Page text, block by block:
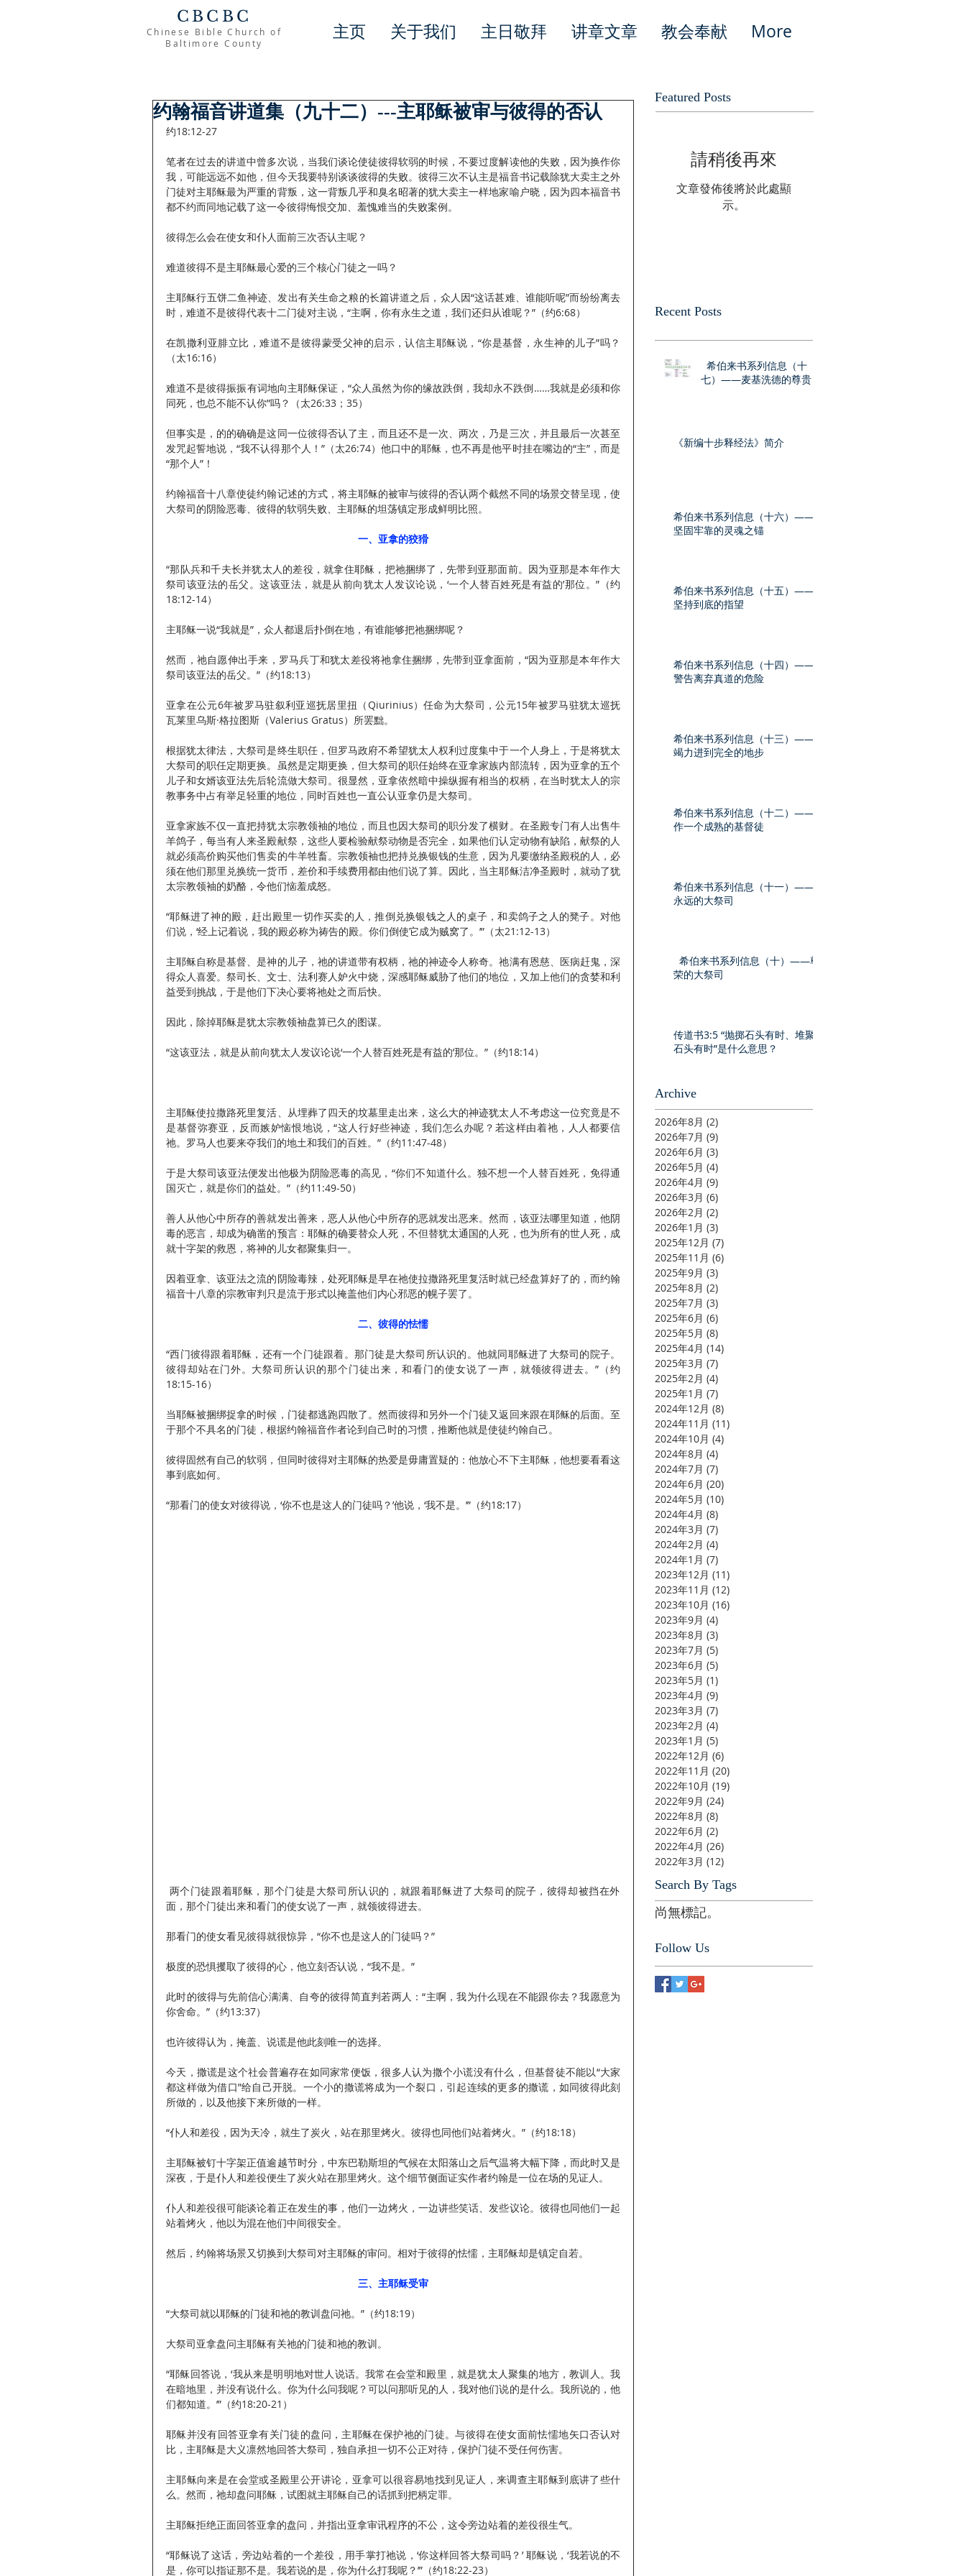
CBCBC
Chinese Bible Church of
Baltimore County
主页 关于我们 主日敬拜 讲章文章 教会奉献 More
约翰福音讲道集（九十二）---主耶稣被审与彼得的否认
约18:12-27
笔者在过去的讲道中曾多次说，当我们谈论使徒彼得软弱的时候，不要过度解读他的失败，因为换作你
我，可能远远不如他，但今天我要特别谈谈彼得的失败。彼得三次不认主是福音书记载除犹大卖主之外
门徒对主耶稣最为严重的背叛，这一背叛几乎和臭名昭著的犹大卖主一样地家喻户晓，因为四本福音书
都不约而同地记载了这一令彼得悔恨交加、羞愧难当的失败案例。
彼得怎么会在使女和仆人面前三次否认主呢？
难道彼得不是主耶稣最心爱的三个核心门徒之一吗？
主耶稣行五饼二鱼神迹、发出有关生命之粮的长篇讲道之后，众人因“这话甚难、谁能听呢”而纷纷离去
时，难道不是彼得代表十二门徒对主说，“主啊，你有永生之道，我们还归从谁呢？”（约6:68）
在凯撒利亚腓立比，难道不是彼得蒙受父神的启示，认信主耶稣说，“你是基督，永生神的儿子”吗？
（太16:16）
难道不是彼得振振有词地向主耶稣保证，“众人虽然为你的缘故跌倒，我却永不跌倒……我就是必须和你
同死，也总不能不认你”吗？（太26:33；35）
但事实是，的的确确是这同一位彼得否认了主，而且还不是一次、两次，乃是三次，并且最后一次甚至
发咒起誓地说，“我不认得那个人！”（太26:74）他口中的耶稣，也不再是他平时挂在嘴边的“主”，而是
“那个人”！
约翰福音十八章使徒约翰记述的方式，将主耶稣的被审与彼得的否认两个截然不同的场景交替呈现，使
大祭司的阴险恶毒、彼得的软弱失败、主耶稣的坦荡镇定形成鲜明比照。
一、亚拿的狡猾
“那队兵和千夫长并犹太人的差役，就拿住耶稣，把祂捆绑了，先带到亚那面前。因为亚那是本年作大
祭司该亚法的岳父。这该亚法，就是从前向犹太人发议论说，‘一个人替百姓死是有益的’那位。”（约
18:12-14）
主耶稣一说“我就是”，众人都退后扑倒在地，有谁能够把祂捆绑呢？
然而，祂自愿伸出手来，罗马兵丁和犹太差役将祂拿住捆绑，先带到亚拿面前，“因为亚那是本年作大
祭司该亚法的岳父。”（约18:13）
亚拿在公元6年被罗马驻叙利亚巡抚居里扭（Qiurinius）任命为大祭司，公元15年被罗马驻犹太巡抚
瓦莱里乌斯·格拉图斯（Valerius Gratus）所罢黜。
根据犹太律法，大祭司是终生职任，但罗马政府不希望犹太人权利过度集中于一个人身上，于是将犹太
大祭司的职任定期更换。虽然是定期更换，但大祭司的职任始终在亚拿家族内部流转，因为亚拿的五个
儿子和女婿该亚法先后轮流做大祭司。很显然，亚拿依然暗中操纵握有相当的权柄，在当时犹太人的宗
教事务中占有举足轻重的地位，同时百姓也一直公认亚拿仍是大祭司。
亚拿家族不仅一直把持犹太宗教领袖的地位，而且也因大祭司的职分发了横财。在圣殿专门有人出售牛
羊鸽子，每当有人来圣殿献祭，这些人要检验献祭动物是否完全，如果他们认定动物有缺陷，献祭的人
就必须高价购买他们售卖的牛羊牲畜。宗教领袖也把持兑换银钱的生意，因为凡要缴纳圣殿税的人，必
须在他们那里兑换统一货币，差价和手续费用都由他们说了算。因此，当主耶稣洁净圣殿时，就动了犹
太宗教领袖的奶酪，令他们恼羞成怒。
“耶稣进了神的殿，赶出殿里一切作买卖的人，推倒兑换银钱之人的桌子，和卖鸽子之人的凳子。对他
们说，‘经上记着说，我的殿必称为祷告的殿。你们倒使它成为贼窝了。’”（太21:12-13）
主耶稣自称是基督、是神的儿子，祂的讲道带有权柄，祂的神迹令人称奇。祂满有恩慈、医病赶鬼，深
得众人喜爱。祭司长、文士、法利赛人妒火中烧，深感耶稣威胁了他们的地位，又加上他们的贪婪和利
益受到挑战，于是他们下决心要将祂处之而后快。
因此，除掉耶稣是犹太宗教领袖盘算已久的图谋。
“这该亚法，就是从前向犹太人发议论说‘一个人替百姓死是有益的’那位。”（约18:14）
主耶稣使拉撒路死里复活、从埋葬了四天的坟墓里走出来，这么大的神迹犹太人不考虑这一位究竟是不
是基督弥赛亚，反而嫉妒恼恨地说，“这人行好些神迹，我们怎么办呢？若这样由着祂，人人都要信
祂。罗马人也要来夺我们的地土和我们的百姓。”（约11:47-48）
于是大祭司该亚法便发出他极为阴险恶毒的高见，“你们不知道什么。独不想一个人替百姓死，免得通
国灭亡，就是你们的益处。”（约11:49-50）
善人从他心中所存的善就发出善来，恶人从他心中所存的恶就发出恶来。然而，该亚法哪里知道，他阴
毒的恶言，却成为确凿的预言：耶稣的确要替众人死，不但替犹太通国的人死，也为所有的世人死，成
就十字架的救恩，将神的儿女都聚集归一。
因着亚拿、该亚法之流的阴险毒辣，处死耶稣是早在祂使拉撒路死里复活时就已经盘算好了的，而约翰
福音十八章的宗教审判只是流于形式以掩盖他们内心邪恶的幌子罢了。
二、彼得的怯懦
“西门彼得跟着耶稣，还有一个门徒跟着。那门徒是大祭司所认识的。他就同耶稣进了大祭司的院子。
彼得却站在门外。大祭司所认识的那个门徒出来，和看门的使女说了一声，就领彼得进去。”（约
18:15-16）
当耶稣被捆绑捉拿的时候，门徒都逃跑四散了。然而彼得和另外一个门徒又返回来跟在耶稣的后面。至
于那个不具名的门徒，根据约翰福音作者论到自己时的习惯，推断他就是使徒约翰自己。
彼得固然有自己的软弱，但同时彼得对主耶稣的热爱是毋庸置疑的：他放心不下主耶稣，他想要看看这
事到底如何。
“那看门的使女对彼得说，‘你不也是这人的门徒吗？’他说，‘我不是。’”（约18:17）
面，那个门徒出来和看门的使女说了一声，就领彼得进去。
那看门的使女看见彼得就很惊异，“你不也是这人的门徒吗？”
极度的恐惧攫取了彼得的心，他立刻否认说，“我不是。”
此时的彼得与先前信心满满、自夸的彼得简直判若两人：“主啊，我为什么现在不能跟你去？我愿意为
你舍命。”（约13:37）
也许彼得认为，掩盖、说谎是他此刻唯一的选择。
今天，撒谎是这个社会普遍存在如同家常便饭，很多人认为撒个小谎没有什么，但基督徒不能以“大家
都这样做为借口”给自己开脱。一个小的撒谎将成为一个裂口，引起连续的更多的撒谎，如同彼得此刻
所做的，以及他接下来所做的一样。
“仆人和差役，因为天冷，就生了炭火，站在那里烤火。彼得也同他们站着烤火。”（约18:18）
主耶稣被钉十字架正值逾越节时分，中东巴勒斯坦的气候在太阳落山之后气温将大幅下降，而此时又是
深夜，于是仆人和差役便生了炭火站在那里烤火。这个细节侧面证实作者约翰是一位在场的见证人。
仆人和差役很可能谈论着正在发生的事，他们一边烤火，一边讲些笑话、发些议论。彼得也同他们一起
站着烤火，他以为混在他们中间很安全。
然后，约翰将场景又切换到大祭司对主耶稣的审问。相对于彼得的怯懦，主耶稣却是镇定自若。
三、主耶稣受审
“大祭司就以耶稣的门徒和祂的教训盘问祂。”（约18:19）
大祭司亚拿盘问主耶稣有关祂的门徒和祂的教训。
“耶稣回答说，‘我从来是明明地对世人说话。我常在会堂和殿里，就是犹太人聚集的地方，教训人。我
在暗地里，并没有说什么。你为什么问我呢？可以问那听见的人，我对他们说的是什么。我所说的，他
们都知道。’”（约18:20-21）
耶稣并没有回答亚拿有关门徒的盘问，主耶稣在保护祂的门徒。与彼得在使女面前怯懦地矢口否认对
比，主耶稣是大义凛然地回答大祭司，独自承担一切不公正对待，保护门徒不受任何伤害。
主耶稣向来是在会堂或圣殿里公开讲论，亚拿可以很容易地找到见证人，来调查主耶稣到底讲了些什
么。然而，祂却盘问耶稣，试图就主耶稣自己的话抓到把柄定罪。
主耶稣拒绝正面回答亚拿的盘问，并指出亚拿审讯程序的不公，这令旁边站着的差役很生气。
“耶稣说了这话，旁边站着的一个差役，用手掌打祂说，‘你这样回答大祭司吗？’ 耶稣说，‘我若说的不
是，你可以指证那不是。我若说的是，你为什么打我呢？’”（约18:22-23）
Featured Posts
請稍後再來
文章發佈後將於此處顯
示。
Recent Posts
希伯来书系列信息（十
七）——麦基洗德的尊贵
《新编十步释经法》简介
希伯来书系列信息（十六）——
坚固牢靠的灵魂之锚
希伯来书系列信息（十五）——
坚持到底的指望
希伯来书系列信息（十四）——
警告离弃真道的危险
希伯来书系列信息（十三）——
竭力进到完全的地步
希伯来书系列信息（十二）——
作一个成熟的基督徒
希伯来书系列信息（十一）——
永远的大祭司
希伯来书系列信息（十）——尊
荣的大祭司
传道书3:5 “抛掷石头有时、堆聚
石头有时”是什么意思？
Archive
2026年8月 (2)
2026年7月 (9)
2026年6月 (3)
2026年5月 (4)
2026年4月 (9)
2026年3月 (6)
2026年2月 (2)
2026年1月 (3)
2025年12月 (7)
2025年11月 (6)
2025年9月 (3)
2025年8月 (2)
2025年7月 (3)
2025年6月 (6)
2025年5月 (8)
2025年4月 (14)
2025年3月 (7)
2025年2月 (4)
2025年1月 (7)
2024年12月 (8)
2024年11月 (11)
2024年10月 (4)
2024年8月 (4)
2024年7月 (7)
2024年6月 (20)
2024年5月 (10)
2024年4月 (8)
2024年3月 (7)
2024年2月 (4)
2024年1月 (7)
2023年12月 (11)
2023年11月 (12)
2023年10月 (16)
2023年9月 (4)
2023年8月 (3)
2023年7月 (5)
2023年6月 (5)
2023年5月 (1)
2023年4月 (9)
2023年3月 (7)
2023年2月 (4)
2023年1月 (5)
2022年12月 (6)
2022年11月 (20)
2022年10月 (19)
2022年9月 (24)
2022年8月 (8)
2022年6月 (2)
2022年4月 (26)
2022年3月 (12)
Search By Tags
尚無標記。
Follow Us